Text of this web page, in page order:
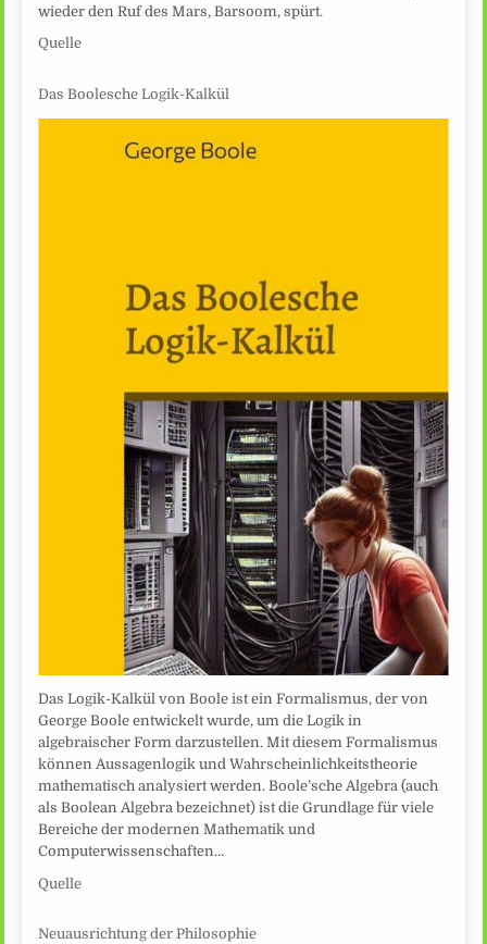
wieder den Ruf des Mars, Barsoom, spürt.
Quelle
Das Boolesche Logik-Kalkül
Das Logik-Kalkül von Boole ist ein Formalismus, der von
George Boole entwickelt wurde, um die Logik in
algebraischer Form darzustellen. Mit diesem Formalismus
können Aussagenlogik und Wahrscheinlichkeitstheorie
mathematisch analysiert werden. Boole’sche Algebra (auch
als Boolean Algebra bezeichnet) ist die Grundlage für viele
Bereiche der modernen Mathematik und
Computerwissenschaften…
Quelle
Neuausrichtung der Philosophie